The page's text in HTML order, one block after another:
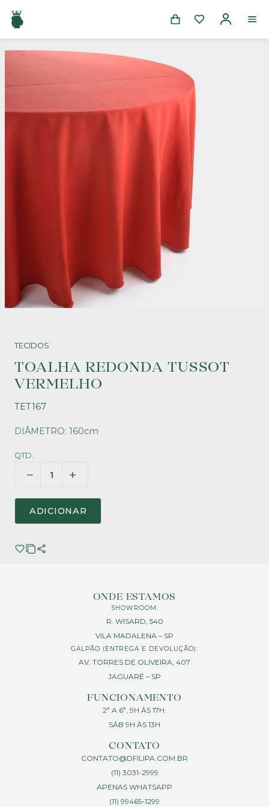
TECIDOS
TOALHA REDONDA TUSSOT
VERMELHO
TET167
DIÂMETRO: 160cm
QTD.
ADICIONAR
ONDE ESTAMOS
SHOWROOM:
R. WISARD, 540
VILA MADALENA – SP
GALPÃO (ENTREGA E DEVOLUÇÃO):
AV. TORRES DE OLIVEIRA, 407
JAGUARÉ – SP
FUNCIONAMENTO
2ª A 6ª, 9H ÀS 17H.
SÁB 9H ÀS 13H
CONTATO
CONTATO@DFILIPA.COM.BR
(11) 3031-2999
APENAS WHATSAPP
(11) 99465-1299